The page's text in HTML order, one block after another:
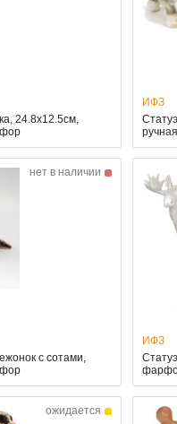
24.8x12.5см,
ИФЗ
нет в наличии
с сотами,
ИФЗ
ожидается